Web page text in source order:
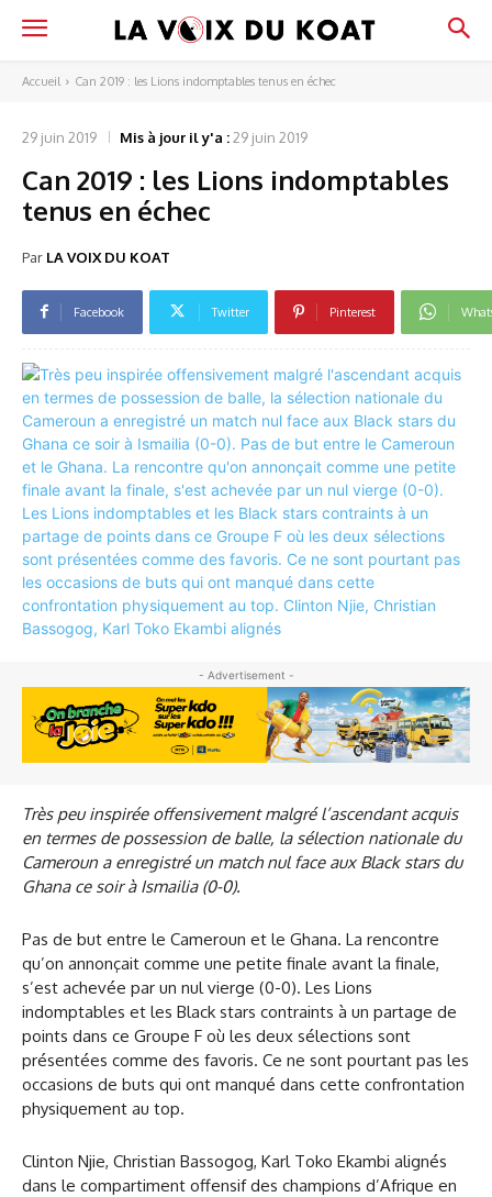
Accueil Can 2019 : les Lions indomptables tenus en échec
29 juin 2019 Mis à jour il y'a :29 juin 2019
Can 2019 : les Lions indomptables
tenus en échec
Par LA VOIX DU KOAT
Facebook Twitter Pinterest
- Advertisement -
Très peu inspirée offensivement malgré l’ascendant acquis
en termes de possession de balle, la sélection nationale du
Cameroun a enregistré un match nul face aux Black stars du
Ghana ce soir à Ismailia (0-0).
Pas de but entre le Cameroun et le Ghana. La rencontre
qu’on annonçait comme une petite finale avant la finale,
s’est achevée par un nul vierge (0-0). Les Lions
indomptables et les Black stars contraints à un partage de
points dans ce Groupe F où les deux sélections sont
présentées comme des favoris. Ce ne sont pourtant pas les
occasions de buts qui ont manqué dans cette confrontation
physiquement au top.
Clinton Njie, Christian Bassogog, Karl Toko Ekambi alignés
dans le compartiment offensif des champions d’Afrique en